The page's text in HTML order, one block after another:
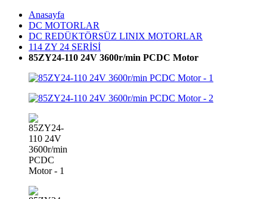
Anasayfa
DC MOTORLAR
DC REDÜKTÖRSÜZ LINIX MOTORLAR
114 ZY 24 SERİSİ
85ZY24-110 24V 3600r/min PCDC Motor